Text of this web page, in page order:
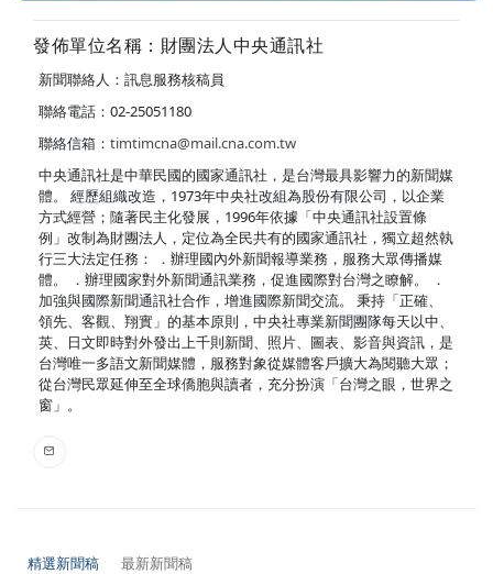
發佈單位名稱：財團法人中央通訊社
新聞聯絡人：訊息服務核稿員
聯絡電話：02-25051180
聯絡信箱： timtimcna@mail.cna.com.tw
中央通訊社是中華民國的國家通訊社，是台灣最具影響力的新聞媒
體。 經歷組織改造，1973年中央社改組為股份有限公司，以企業
方式經營；隨著民主化發展，1996年依據「中央通訊社設置條
例」改制為財團法人，定位為全民共有的國家通訊社，獨立超然執
行三大法定任務： ．辦理國內外新聞報導業務，服務大眾傳播媒
體。 ．辦理國家對外新聞通訊業務，促進國際對台灣之瞭解。 ．
加強與國際新聞通訊社合作，增進國際新聞交流。 秉持「正確、
領先、客觀、翔實」的基本原則，中央社專業新聞團隊每天以中、
英、日文即時對外發出上千則新聞、照片、圖表、影音與資訊，是
台灣唯一多語文新聞媒體，服務對象從媒體客戶擴大為閱聽大眾；
從台灣民眾延伸至全球僑胞與讀者，充分扮演「台灣之眼，世界之
窗」。
精選新聞稿 最新新聞稿